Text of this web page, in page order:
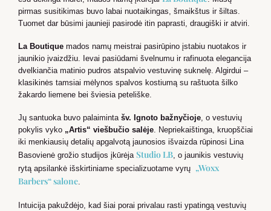
pirmas susitikimas buvo labai nuotaikingas, šmaikštus ir šiltas.
Tuomet dar būsimi jaunieji pasirodė itin paprasti, draugiški ir atviri.
La Boutique mados namų meistrai pasirūpino įstabiu nuotakos ir
jaunikio įvaizdžiu. Ievai pasiūdami švelnumu ir rafinuota elegancija
dvelkiančia matinio pudros atspalvio vestuvinę suknelę. Algirdui –
klasikinės tamsiai mėlynos spalvos kostiumą su raštuota šilko
žakardo liemene bei šviesia peteliške.
Jų santuoka buvo palaiminta šv. Ignoto bažnyčioje, o vestuvių
pokylis vyko „Artis“ viešbučio salėje. Nepriekaištinga, kruopščiai
iki menkiausių detalių apgalvotą jaunosios išvaizda rūpinosi Lina
Basovienė grožio studijos įkūrėja Studio LB, o jaunikis vestuvių
rytą apsilankė išskirtiniame specializuotame vyrų „Woxx
Barbers“ salone.
Intuicija pakuždėjo, kad šiai porai privalau rasti ypatingą vestuvių